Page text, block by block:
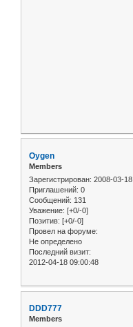
Oygen
Members
Зарегистрирован: 2008-03-18
Приглашений: 0
Сообщений: 131
Уважение: [+0/-0]
Позитив: [+0/-0]
Провел на форуме:
Не определено
Последний визит:
2012-04-18 09:00:48
DDD777
Members